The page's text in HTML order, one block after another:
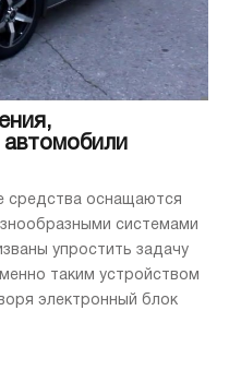
средства оснащаются
системами
упростить задачу
таким устройством
электронный блок